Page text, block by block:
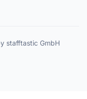
stafftastic GmbH